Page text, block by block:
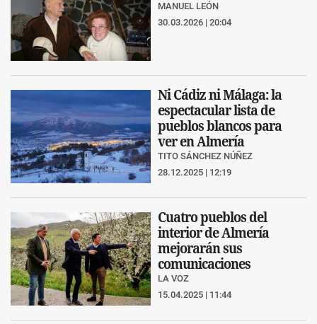
MANUEL LEÓN
30.03.2026 | 20:04
Ni Cádiz ni Málaga: la
espectacular lista de
pueblos blancos para
ver en Almería
TITO SÁNCHEZ NÚÑEZ
28.12.2025 | 12:19
Cuatro pueblos del
interior de Almería
mejorarán sus
comunicaciones
LA VOZ
15.04.2025 | 11:44